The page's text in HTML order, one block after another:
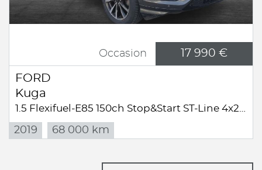
Occasion 17 990 €
FORD
Kuga
2019 68 000 km